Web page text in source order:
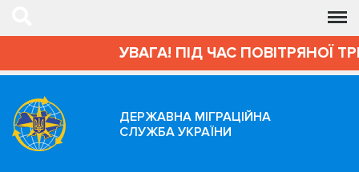
УВАГА! ПІД ЧАС ПОВІТРЯНОЇ
ДЕРЖАВНА МІГРАЦІЙНА
СЛУЖБА УКРАЇНИ